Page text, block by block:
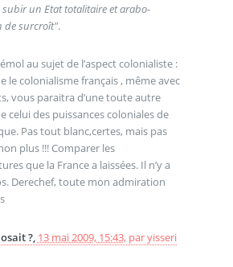
un Etat totalitaire et arabo-
de surcroît".
au sujet de l’aspect colonialiste :
le colonialisme français , même avec
vous paraitra d’une toute autre
celui des puissances coloniales de
Pas tout blanc,certes, mais pas
plus !!! Comparer les
que la France a laissées. Il n’y a
Derechef, toute mon admiration
?, 13 mai 2009, 15:43, paryisseri